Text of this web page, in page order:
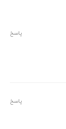
پاسخ
پاسخ